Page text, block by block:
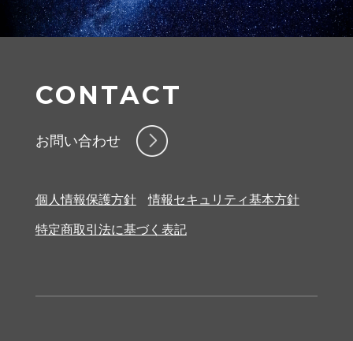
CONTACT
お問い合わせ
個人情報保護方針
情報セキュリティ基本方針
特定商取引法に基づく表記